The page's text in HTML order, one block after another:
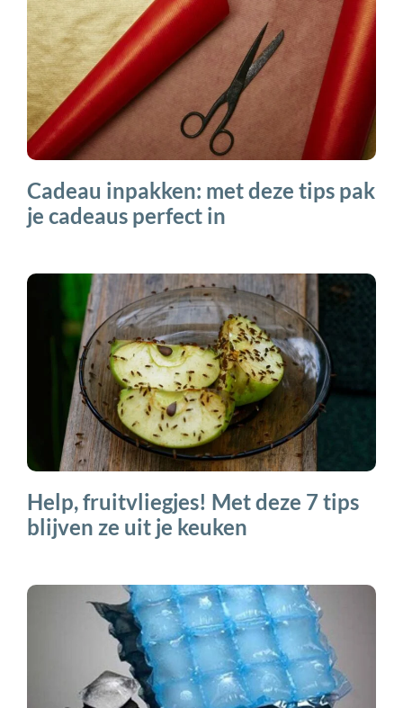
Cadeau inpakken: met deze tips pak
je cadeaus perfect in
Help, fruitvliegjes! Met deze 7 tips
blijven ze uit je keuken